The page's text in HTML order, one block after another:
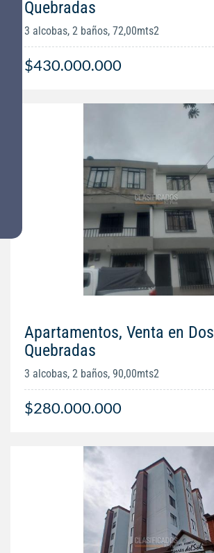
Quebradas
3 alcobas, 2 baños, 72,00mts2
$430.000.000
Apartamentos, Venta en Dos
Quebradas
3 alcobas, 2 baños, 90,00mts2
$280.000.000